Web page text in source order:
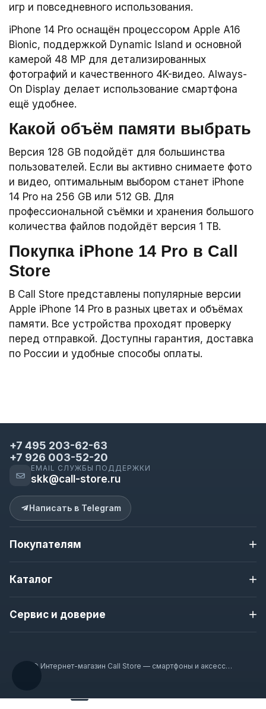
игр и повседневного использования.
iPhone 14 Pro оснащён процессором Apple A16
Bionic, поддержкой Dynamic Island и основной
камерой 48 MP для детализированных
фотографий и качественного 4K-видео. Always-
On Display делает использование смартфона
ещё удобнее.
Какой объём памяти выбрать
Версия 128 GB подойдёт для большинства
пользователей. Если вы активно снимаете фото
и видео, оптимальным выбором станет iPhone
14 Pro на 256 GB или 512 GB. Для
профессиональной съёмки и хранения большого
количества файлов подойдёт версия 1 TB.
Покупка iPhone 14 Pro в Call
Store
В Call Store представлены популярные версии
Apple iPhone 14 Pro в разных цветах и объёмах
памяти. Все устройства проходят проверку
перед отправкой. Доступны гарантия, доставка
по России и удобные способы оплаты.
+7 495 203-62-63
+7 926 003-52-20
EMAIL СЛУЖБЫ ПОДДЕРЖКИ
skk@call-store.ru
Написать в Telegram
Покупателям
Контакты
Полезная информация
Каталог
Samsung
Аксессуары
Сервис и доверие
Оплата при получении
© Интернет-магазин Call Store — смартфоны и аксессуары 2020–2026